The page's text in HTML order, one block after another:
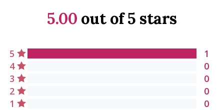
5.00 out of 5 stars
5
1
4
0
3
0
2
0
1
0